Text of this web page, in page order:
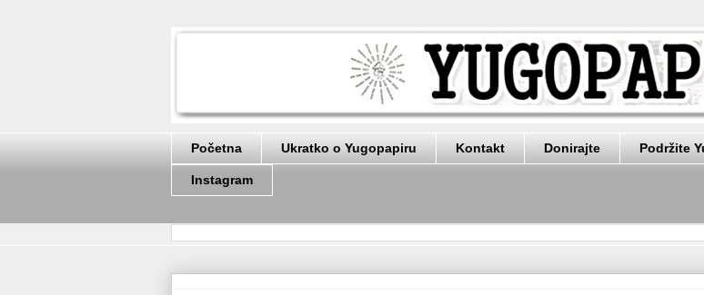
Početna Ukratko o Yugopapiru Kontakt Donirajte Podržite
Instagram